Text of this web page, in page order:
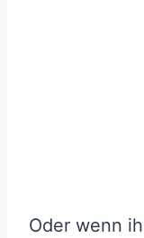
Oder wenn